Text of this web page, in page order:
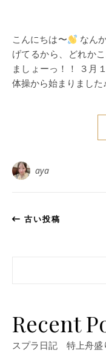
こんにちは〜
なん
げてるから、どれか
ましょーっ！！ ３月
体操から始まりまし
aya
古い投稿
Recent
スプラ日記 特上舟盛